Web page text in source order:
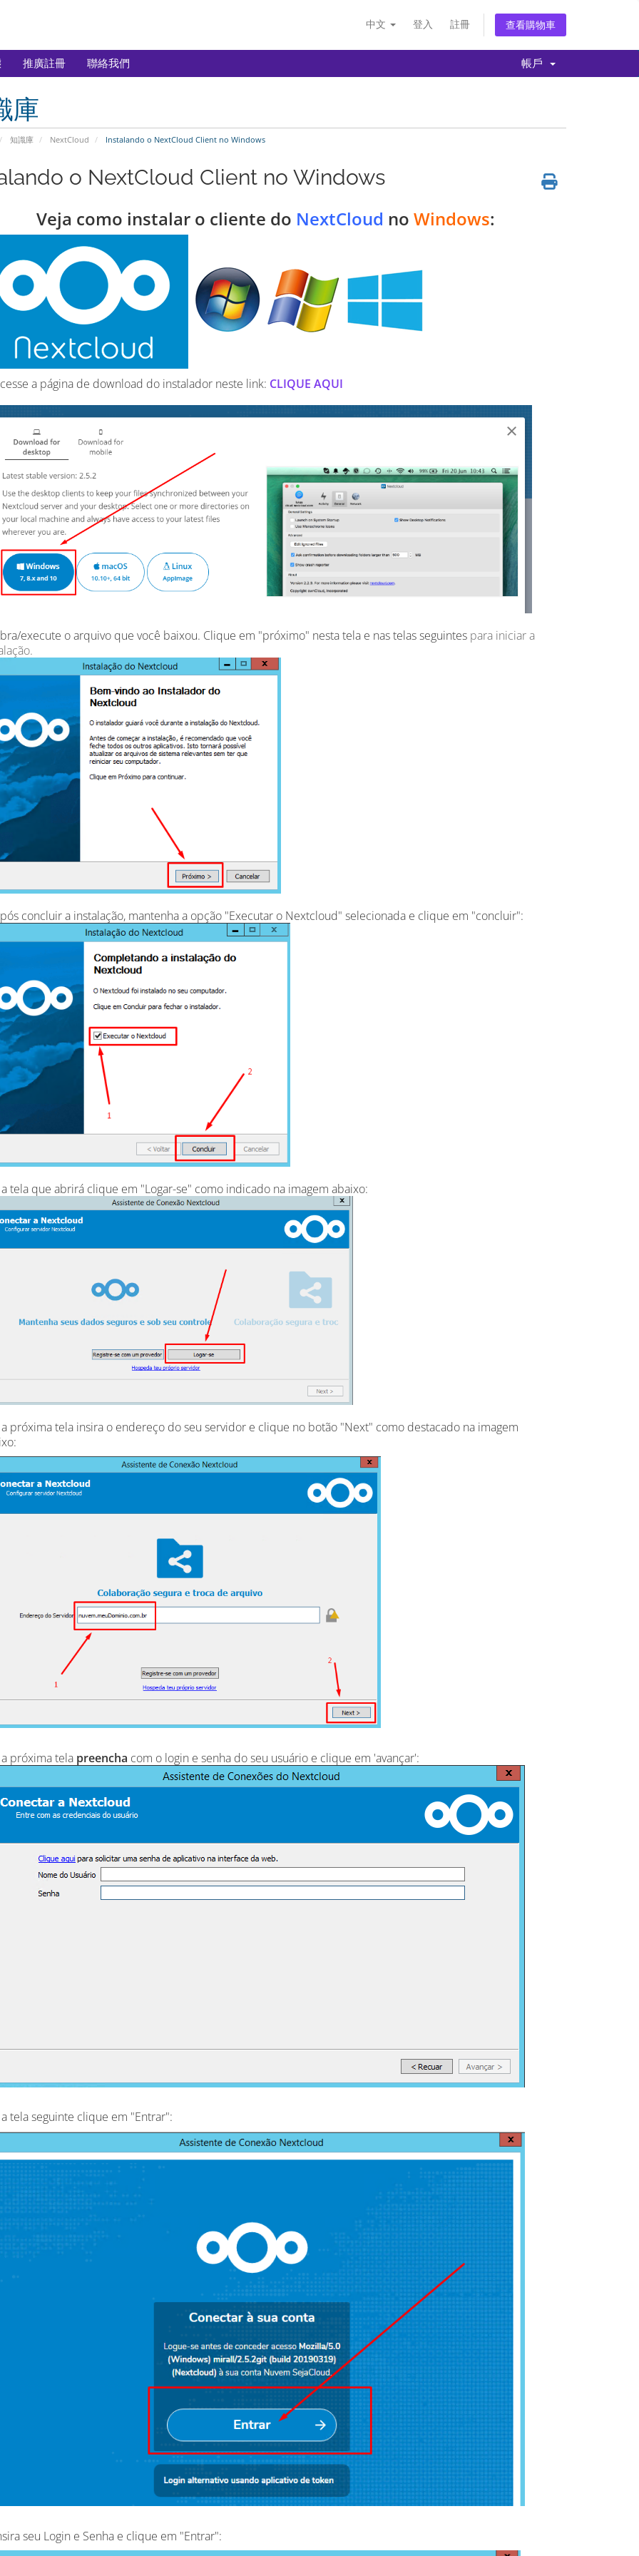
中文 登入 註冊 查看購物車
推廣註冊 聯絡我們 帳戶
庫
知識庫 NextCloud Instalando o NextCloud Client no Windows
o NextCloud Client no Windows
Veja como instalar o cliente do NextCloud noWindows:
a página de download do instalador neste link: CLIQUE AQUI
execute o arquivo que você baixou. Clique em "próximo" nesta tela e nas telas seguintes para iniciar a
concluir a instalação, mantenha a opção "Executar o Nextcloud" selecionada e clique em "concluir":
tela que abrirá clique em "Logar-se" como indicado na imagem abaixo:
próxima tela insira o endereço do seu servidor e clique no botão "Next" como destacado na imagem
próxima tela preencha com o login e senha do seu usuário e clique em 'avançar':
tela seguinte clique em "Entrar":
seu Login e Senha e clique em "Entrar":